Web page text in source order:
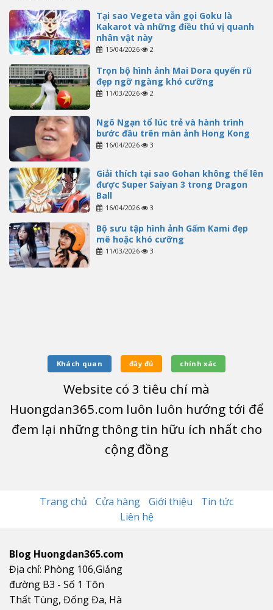
Tại sao Vegeta vẫn gọi Goku là
Kakarot và những điều thú vị quanh
nhân vật này
15/04/2026 2
Trọn bộ hình ảnh Mai Dora quyến rũ
đẹp ngỡ ngàng khó cưỡng
11/03/2026 2
Ngô Ngạn tổ lúc trẻ và hành trình
bước đầu trên màn ảnh Hong Kong
16/04/2026 3
Giải thích tại sao Gohan không thể lên
được Super Saiyan 3 trong Dragon
Ball
16/04/2026 3
Bộ sưu tập hình ảnh Gấm Kami đẹp
mê hoặc khó cưỡng
11/03/2026 3
Khách quan đầy đủ chính xác
Website có 3 tiêu chí mà
Huongdan365.com luôn luôn hướng tới để
đem lại những thông tin hữu ích nhất cho
cộng đồng
Trang chủ Cửa hàng Giới thiệu
Tin tức
Liên hệ
Blog Huongdan365.com
Địa chỉ: Phòng 106,Giảng
đường B3 - Số 1 Tôn
Thất Tùng, Đống Đa, Hà